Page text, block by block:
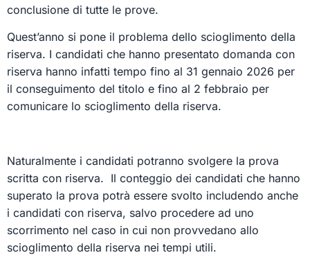
conclusione di tutte le prove.
Quest’anno si pone il problema dello scioglimento della
riserva. I candidati che hanno presentato domanda con
riserva hanno infatti tempo fino al 31 gennaio 2026 per
il conseguimento del titolo e fino al 2 febbraio per
comunicare lo scioglimento della riserva.
Naturalmente i candidati potranno svolgere la prova
scritta con riserva. Il conteggio dei candidati che hanno
superato la prova potrà essere svolto includendo anche
i candidati con riserva, salvo procedere ad uno
scorrimento nel caso in cui non provvedano allo
scioglimento della riserva nei tempi utili.